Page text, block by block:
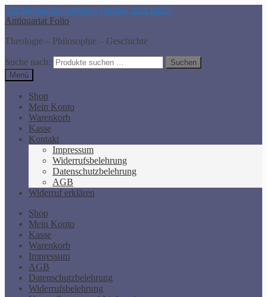
Zur Navigation springen Springe zum Inhalt
Antiquariat Folio
Theologie – Philosophie – Geschichte
Suche nach:
Suchen
Menü
Shop
Mein Konto
Warenkorb
Kasse
Kontakt
Impressum
Widerrufsbelehrung
Datenschutzbelehrung
AGB
Widerruf erklären
Shop
Mein Konto
Kasse
Warenkorb
Impressum
AGB
Datenschutzbelehrung
Widerrufsbelehrung